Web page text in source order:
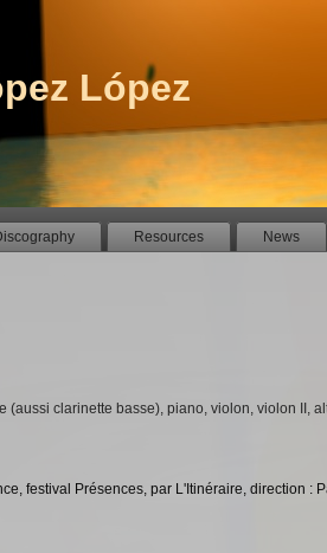
López
Resources News
(aussi clarinette basse), piano, violon, violon II,
festival Présences, par L'Itinéraire, direction :